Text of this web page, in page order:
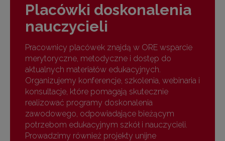
Placówki doskonalenia
nauczycieli
Pracownicy placówek znajdą w ORE wsparcie
merytoryczne, metodyczne i dostęp do
aktualnych materiałów edukacyjnych.
Organizujemy konferencje, szkolenia, webinaria i
konsultacje, które pomagają skutecznie
realizować programy doskonalenia
zawodowego, odpowiadające bieżącym
potrzebom edukacyjnym szkół i nauczycieli.
Prowadzimy również projekty unijne